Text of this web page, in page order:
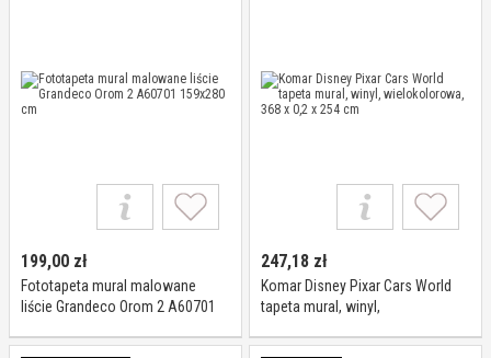
199,00 zł
Fototapeta mural malowane
liście Grandeco Orom 2 A60701
247,18 zł
Komar Disney Pixar Cars World
tapeta mural, winyl,
cm